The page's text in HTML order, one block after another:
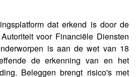
dat erkend is door de
voor Financiële Diensten
is aan de wet van 18
de erkenning van en het
Beleggen brengt risico's met